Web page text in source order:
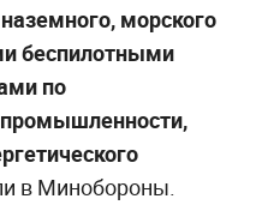
морского
беспилотными
по
в Минобороны.